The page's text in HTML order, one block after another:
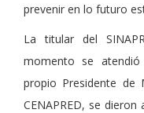
prevenir en lo futuro
La titular del
momento se
propio Presidente de
CENAPRED, se